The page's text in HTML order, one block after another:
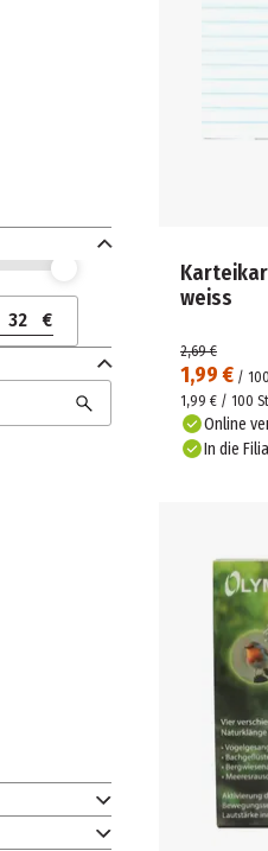
Preis (€) bis
€
weiss
1,99 € /
2,69 €
1,99 € / 100
Online
In die